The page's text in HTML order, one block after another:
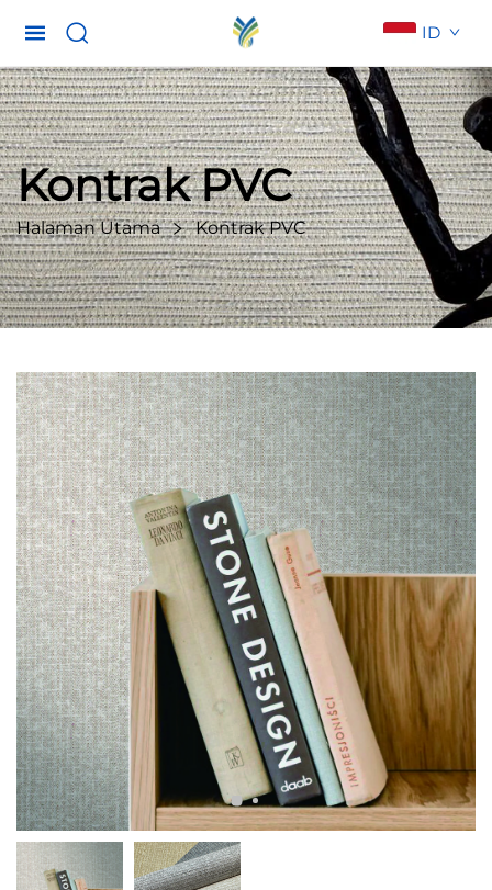
ID
Kontrak PVC
Halaman Utama Kontrak PVC